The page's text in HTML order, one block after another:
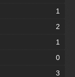
1
2
1
0
3